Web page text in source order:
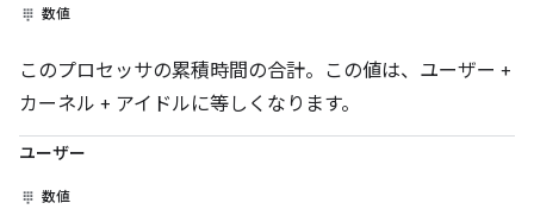
数値
このプロセッサの累積時間の合計。この値は、ユーザー +
カーネル + アイドルに等しくなります。
ユーザー
数値